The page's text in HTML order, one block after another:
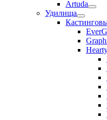
Artuda
Удилища